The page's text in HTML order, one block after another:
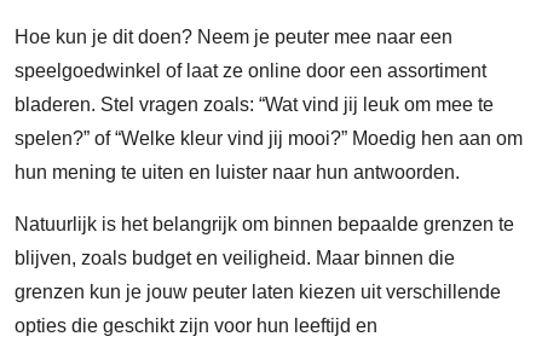
Hoe kun je dit doen? Neem je peuter mee naar een
speelgoedwinkel of laat ze online door een assortiment
bladeren. Stel vragen zoals: “Wat vind jij leuk om mee te
spelen?” of “Welke kleur vind jij mooi?” Moedig hen aan om
hun mening te uiten en luister naar hun antwoorden.
Natuurlijk is het belangrijk om binnen bepaalde grenzen te
blijven, zoals budget en veiligheid. Maar binnen die
grenzen kun je jouw peuter laten kiezen uit verschillende
opties die geschikt zijn voor hun leeftijd en